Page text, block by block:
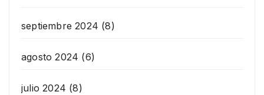
septiembre 2024 (8)
agosto 2024 (6)
julio 2024 (8)